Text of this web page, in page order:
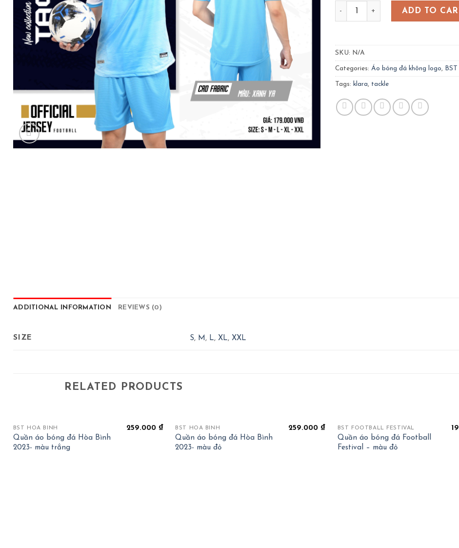
Bộ quần áo bóng đá Tackle-
ADD TO CART
SKU: N/A
Categories: Áo bóng đá không logo,
Tags: klara, tackle
ADDITIONAL INFORMATION REVIEWS (0)
SIZE S, M , L, XL, XXL
RELATED PRODUCTS
BST HOÀ BÌNH
Quần áo bóng đá Hòa Bình
2023- màu trắng
259.000 ₫ OUT OF STOCK
BST HOÀ BÌNH
Quần áo bóng đá Hòa Bình
2023- màu đỏ
259.000 ₫ BST FOOTBALL FESTIVAL
Quần áo bóng đá Football
Festival – màu đỏ